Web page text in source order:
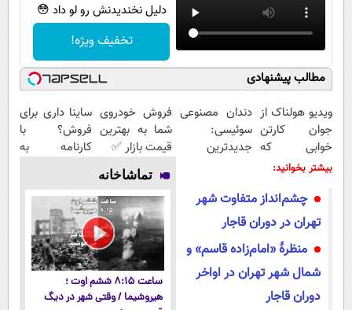
دلیل نخندیدنش رو لو داد 😳
تخفیف ویژه!
مطالب پیشنهادی
ویدیو هولناک از
جوان کارتن
خوابی که
میلیاردر شد.
دندان مصنوعی
سوئیسی:
جدیدترین
پرداخت قسطی
فروش خودروی
شما به بهترین
قیمت بازار ✅
ساینا داری برای
فروش؟ با
کارنامه به
بیشتر بخوانید:
چشم‌انداز متفاوت شهر
تهران در دوران قاجار
منظرۀ «امام‌زاده قاسم» و
شمال شهر تهران در اواخر
دوران قاجار
تماشاخانه
ساعت ۸:۱۵ ششم اوت ؛
هیروشیما / وقتی شهر در دیگ